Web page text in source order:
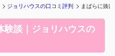
ジョリハウスの口コミ評判 まばらに抜
験談｜ジョリハウスの